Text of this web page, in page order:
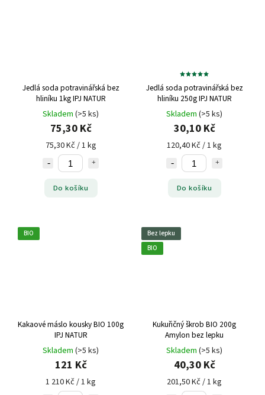
Jedlá soda potravinářská bez
hliníku 1kg IPJ NATUR
Skladem (>5 ks)
75,30 Kč
75,30 Kč / 1 kg
Do košíku
Jedlá soda potravinářská bez
hliníku 250g IPJ NATUR
Skladem (>5 ks)
30,10 Kč
120,40 Kč / 1 kg
Do košíku
BIO
Kakaové máslo kousky BIO 100g
IPJ NATUR
Skladem (>5 ks)
121 Kč
1 210 Kč / 1 kg
Bez lepku
BIO
Kukuřičný škrob BIO 200g
Amylon bez lepku
Skladem (>5 ks)
40,30 Kč
201,50 Kč / 1 kg